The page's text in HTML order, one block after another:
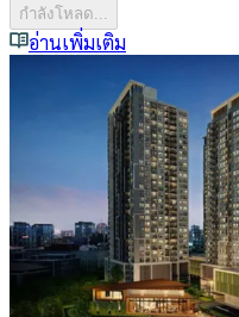
กำลังโหลด...
อ่านเพิ่มเติม